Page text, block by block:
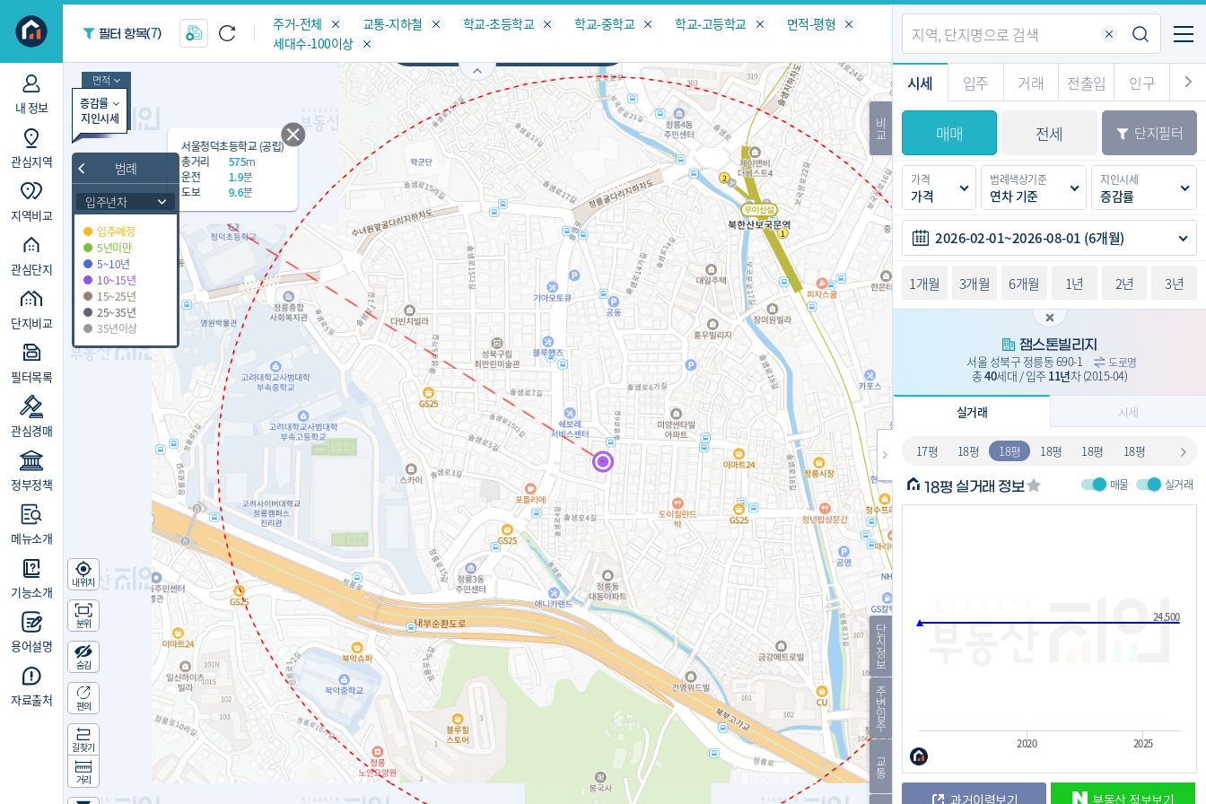
지역분석 아파트분석
시세 지도 수요/입주 지도 거래 지도 전출입 지도
인구 지도
경제 지도
주거 지도 경매 지도
TOP10 거래량 미분양 전출입
인구/세대수
경매
중개사
전화번호부
수요/입주 수요/입주
플러스
원클릭 리포트
소유자 정보
서비스개발문의 데이터 목록
공지사항 교육안내 자유 게시판 질문 게시판
자주하는 질문
유튜브
업데이트 게시판 지인 추천
블로그 이벤트
메뉴
내 정보
관심지역
지역비교
관심단지
단지비교
필터목록
관심경매
정부정책
메뉴소개
기능소개
용어설명
자료출처
서울청덕초등학교 (공립)
총거리
575m
운전
1.9분
도보
9.6분
필터 항목(7)
주거-전체 교통-지하철 학교-초등학교 학교-중학교 학교-고등학교
면적-평형
세대수-100이상
범례
입주년차
입주예정
5년미만
5~10년
10~15년
15~25년
25~35년
35년이상
면적
증감률
지인시세
내위치
분위
숨김
편의
길찾기
거리
시세 입주 거래 전출입
인구
비
교
단
지
정
보
주
변
입
주
교
통
매매 전세 단지필터
가격
가격
범례색상기준
연차 기준
지인시세
증감률
2026-02-01~2026-08-01 (6개월)
1개월 3개월 6개월 1년 2년 3년
잼스톤빌리지
서울 성북구 정릉동 690-1 도로명
총40세대 / 입주 11년차(2015-04)
실거래 시세
17평 18평 18평 18평 18평 18평
18평 실거래 정보 매물 실거래
2020 2025
24,500
과거이력보기 부동산 정보보기